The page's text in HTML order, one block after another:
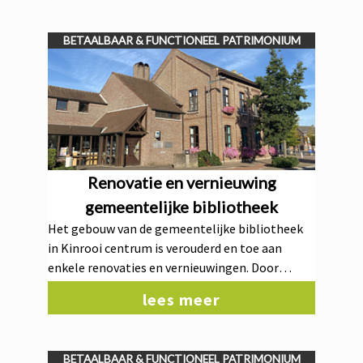
inwoners en bezoekers.
BETAALBAAR & FUNCTIONEEL PATRIMONIUM
Renovatie en vernieuwing
gemeentelijke bibliotheek
Het gebouw van de gemeentelijke bibliotheek
in Kinrooi centrum is verouderd en toe aan
enkele renovaties en vernieuwingen. Door
de toegankelijkheid en de dienstverlening voor
lees meer
BETAALBAAR & FUNCTIONEEL PATRIMONIUM